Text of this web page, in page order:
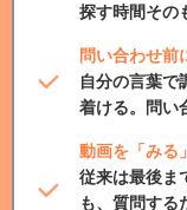
探す時間その
問い合わせ前
自分の言葉で
着ける。問い
動画を「みる
従来は最後ま
も、質問する